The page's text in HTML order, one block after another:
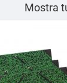
Mostra